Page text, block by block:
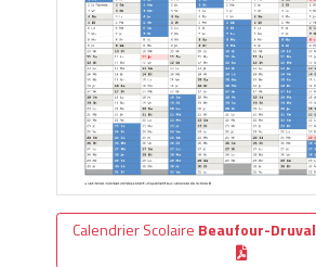
Calendrier Scolaire Beaufour-Druval